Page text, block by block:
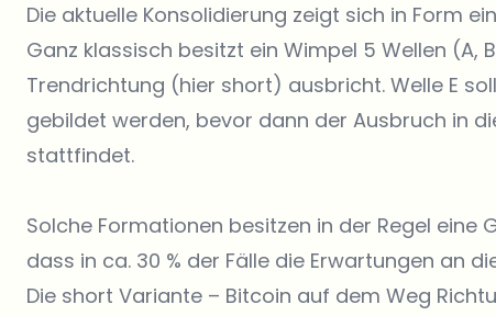
Die aktuelle Konsolidierung zeigt sich in Form
Ganz klassisch besitzt ein Wimpel 5 Wellen (A,
Trendrichtung (hier short) ausbricht. Welle E
gebildet werden, bevor dann der Ausbruch in
stattfindet.
Solche Formationen besitzen in der Regel eine
dass in ca. 30 % der Fälle die Erwartungen an
Die short Variante – Bitcoin auf dem Weg